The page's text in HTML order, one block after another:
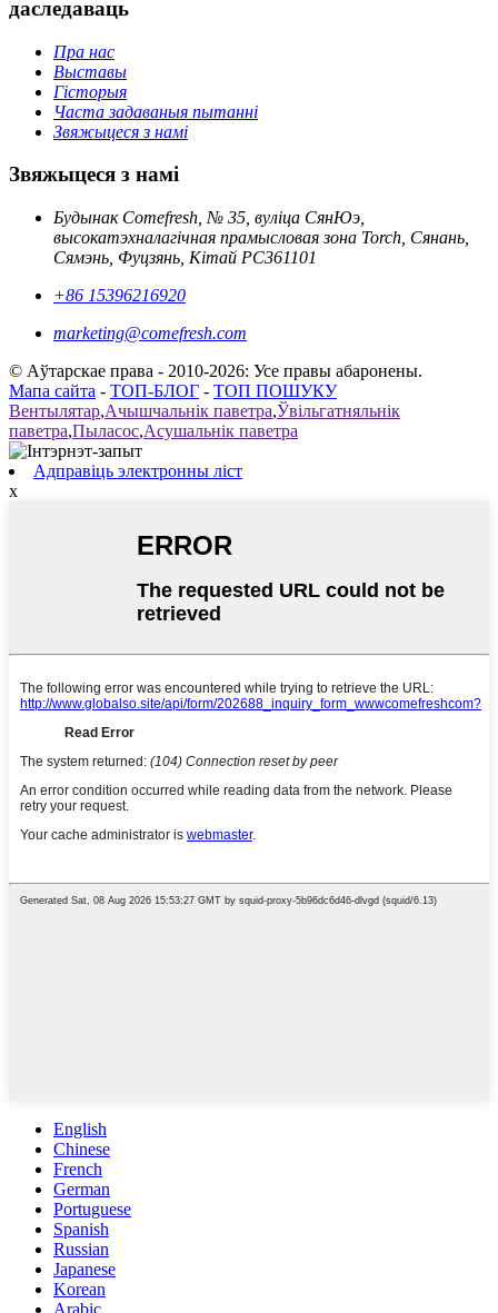
даследаваць
Пра нас
Выставы
Гісторыя
Часта задаваныя пытанні
Звяжыцеся з намі
Звяжыцеся з намі
Будынак Comefresh, № 35, вуліца СянЮэ,
высокатэхналагічная прамысловая зона Torch, Сянань,
Сямэнь, Фуцзянь, Кітай PC361101
+86 15396216920
marketing@comefresh.com
© Аўтарскае права - 2010-2026: Усе правы абаронены.
Мапа сайта - ТОП-БЛОГ - ТОП ПОШУКУ
Вентылятар,Ачышчальнік паветра,Ўвільгатняльнік
паветра,Пыласос,Асушальнік паветра
Адправіць электронны ліст
x
English
Chinese
French
German
Portuguese
Spanish
Russian
Japanese
Korean